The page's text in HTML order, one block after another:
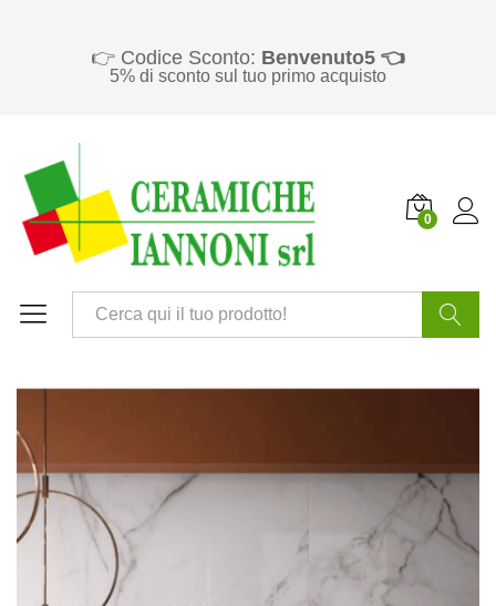
👉 Codice Sconto: Benvenuto5 👈
5% di sconto sul tuo primo acquisto
0